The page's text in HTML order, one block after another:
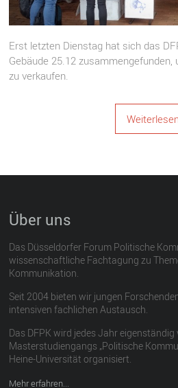
Erst letzten Dienstag hat sich das
Gebäude 25.12 zusammengefunden,
zu verkaufen.
Über uns
Das Düsseldorfer Forum Politische
wissenschaftliche Fachtagung zu
Kommunikation.
Seit 2004 bieten wir jungen
intensiven fachlichen Austausch.
Das DFPK wird jedes Jahr
Masterstudiengangs „Politische
Heine-Universität organisiert.
Mehr erfahren...